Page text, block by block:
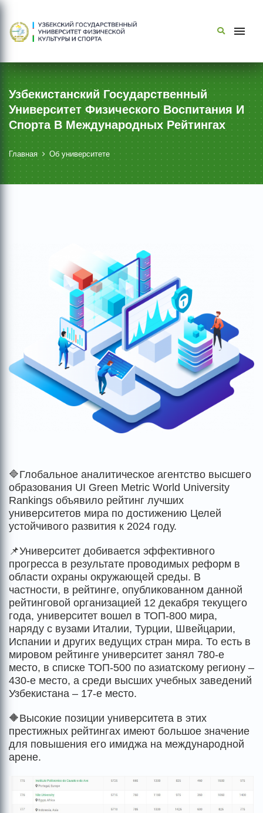
Узбекистанский Государственный
Университет Физического Воспитания И
Спорта В Международных Рейтингах
Главная Об университете
🔷Глобальное аналитическое агентство высшего
образования UI Green Metric World University
Rankings объявило рейтинг лучших
университетов мира по достижению Целей
устойчивого развития к 2024 году.
📌Университет добивается эффективного
прогресса в результате проводимых реформ в
области охраны окружающей среды. В
частности, в рейтинге, опубликованном данной
рейтинговой организацией 12 декабря текущего
года, университет вошел в ТОП-800 мира,
наряду с вузами Италии, Турции, Швейцарии,
Испании и других ведущих стран мира. То есть в
мировом рейтинге университет занял 780-е
место, в списке ТОП-500 по азиатскому региону –
430-е место, а среди высших учебных заведений
Узбекистана – 17-е место.
🔶Высокие позиции университета в этих
престижных рейтингах имеют большое значение
для повышения его имиджа на международной
арене.